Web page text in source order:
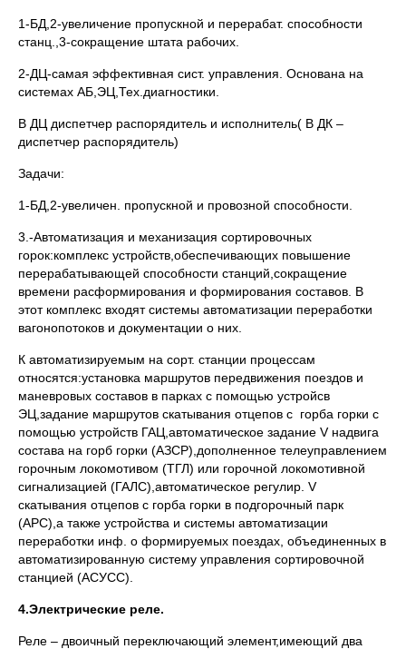
1-БД,2-увеличение пропускной и перерабат. способности
станц.,3-сокращение штата рабочих.
2-ДЦ-самая эффективная сист. управления. Основана на
системах АБ,ЭЦ,Тех.диагностики.
В ДЦ диспетчер распорядитель и исполнитель( В ДК –
диспетчер распорядитель)
Задачи:
1-БД,2-увеличен. пропускной и провозной способности.
3.-Автоматизация и механизация сортировочных
горок:комплекс устройств,обеспечивающих повышение
перерабатывающей способности станций,сокращение
времени расформирования и формирования составов. В
этот комплекс входят системы автоматизации переработки
вагонопотоков и документации о них.
К автоматизируемым на сорт. станции процессам
относятся:установка маршрутов передвижения поездов и
маневровых составов в парках с помощью устройсв
ЭЦ,задание маршрутов скатывания отцепов с горба горки с
помощью устройств ГАЦ,автоматическое задание V надвига
состава на горб горки (АЗСР),дополненное телеуправлением
горочным локомотивом (ТГЛ) или горочной локомотивной
сигнализацией (ГАЛС),автоматическое регулир. V
скатывания отцепов с горба горки в подгорочный парк
(АРС),а также устройства и системы автоматизации
переработки инф. о формируемых поездах, объединенных в
автоматизированную систему управления сортировочной
станцией (АСУСС).
4.Электрические реле.
Реле – двоичный переключающий элемент,имеющий два